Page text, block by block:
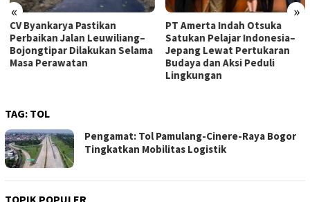
« »
CV Byankarya Pastikan
Perbaikan Jalan Leuwiliang–
Bojongtipar Dilakukan Selama
Masa Perawatan
PT Amerta Indah Otsuka
Satukan Pelajar Indonesia–
Jepang Lewat Pertukaran
Budaya dan Aksi Peduli
Lingkungan
TAG: TOL
Pengamat: Tol Pamulang-Cinere-Raya Bogor
Tingkatkan Mobilitas Logistik